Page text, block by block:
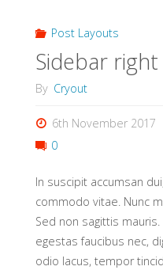
Post Layouts
Sidebar right
By Cryout
6th November 2017
0
In suscipit accumsan
commodo vitae. Nunc
Sed non sagittis
egestas faucibus nec,
odio lacus, tempor